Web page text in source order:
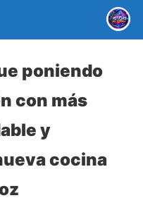
poniendo
con más
y
cocina